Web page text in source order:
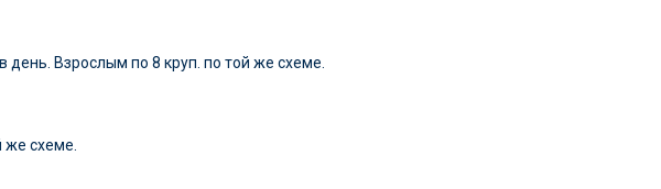
Взрослым по 8 круп. по той же схеме.
же схеме.